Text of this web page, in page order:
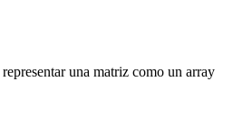
una matriz como un array